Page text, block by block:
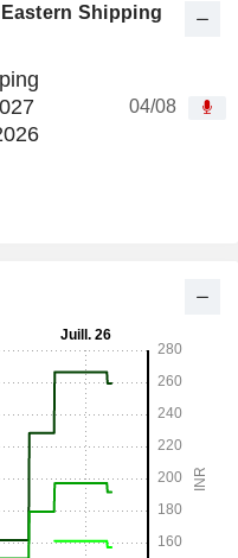
Shipping
04/08